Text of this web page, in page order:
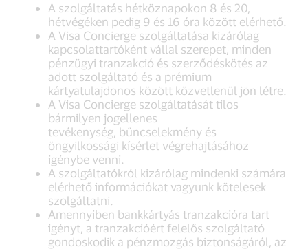
A szolgáltatás hétköznapokon 8 és 20,
hétvégéken pedig 9 és 16 óra között elérhető.
A Visa Concierge szolgáltatása kizárólag
kapcsolattartóként vállal szerepet, minden
pénzügyi tranzakció és szerződéskötés az
adott szolgáltató és a prémium
kártyatulajdonos között közvetlenül jön létre.
A Visa Concierge szolgáltatását tilos
bármilyen jogellenes
tevékenység, bűncselekmény és
öngyilkossági kísérlet végrehajtásához
igénybe venni.
A szolgáltatókról kizárólag mindenki számára
elérhető információkat vagyunk kötelesek
szolgáltatni.
Amennyiben bankkártyás tranzakcióra tart
igényt, a tranzakcióért felelős szolgáltató
gondoskodik a pénzmozgás biztonságáról, az